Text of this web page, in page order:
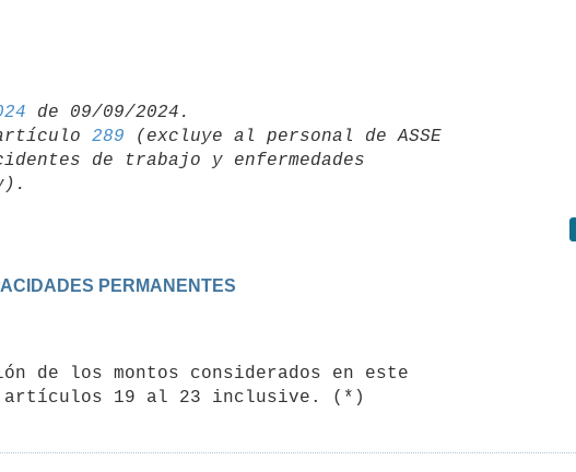
artículo 289 (excluye al personal de ASSE
de trabajo y enfermedades
PERMANENTES